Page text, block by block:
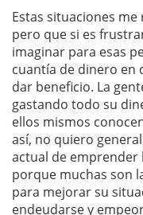
Estas situaciones
pero que si es
imaginar para esas
cuantía de dinero en
dar beneficio. La
gastando todo su
ellos mismos
así, no quiero
actual de
porque muchas son
para mejorar su
endeudarse y